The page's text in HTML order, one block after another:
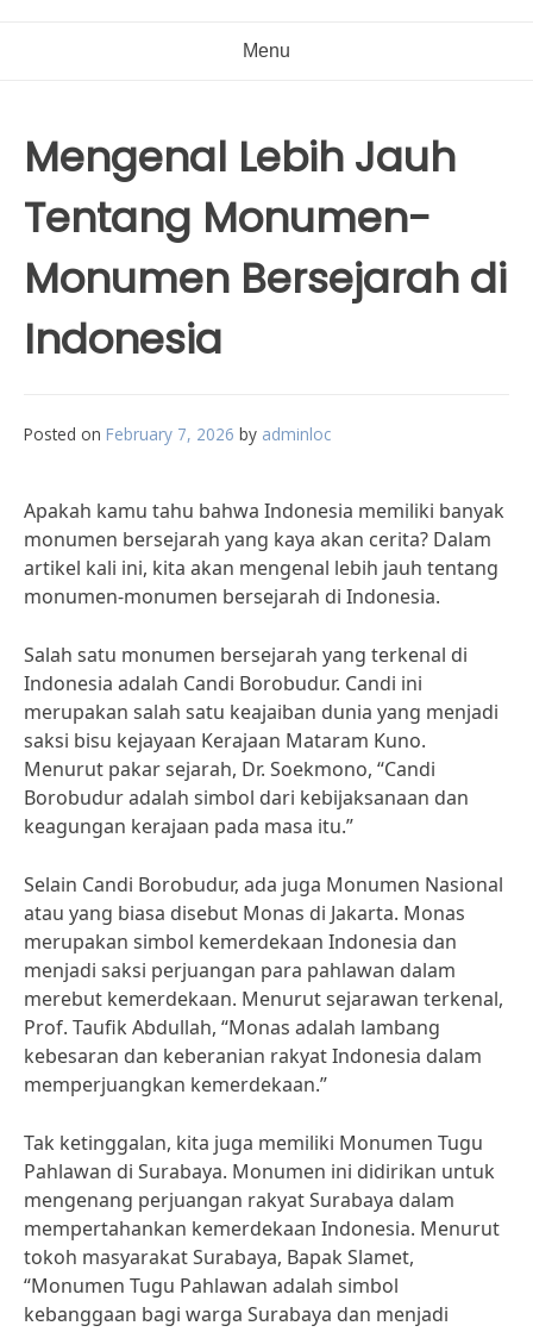
Menu
Mengenal Lebih Jauh
Tentang Monumen-
Monumen Bersejarah di
Indonesia
Posted on February 7, 2026 by adminloc
Apakah kamu tahu bahwa Indonesia memiliki banyak
monumen bersejarah yang kaya akan cerita? Dalam
artikel kali ini, kita akan mengenal lebih jauh tentang
monumen-monumen bersejarah di Indonesia.
Salah satu monumen bersejarah yang terkenal di
Indonesia adalah Candi Borobudur. Candi ini
merupakan salah satu keajaiban dunia yang menjadi
saksi bisu kejayaan Kerajaan Mataram Kuno.
Menurut pakar sejarah, Dr. Soekmono, “Candi
Borobudur adalah simbol dari kebijaksanaan dan
keagungan kerajaan pada masa itu.”
Selain Candi Borobudur, ada juga Monumen Nasional
atau yang biasa disebut Monas di Jakarta. Monas
merupakan simbol kemerdekaan Indonesia dan
menjadi saksi perjuangan para pahlawan dalam
merebut kemerdekaan. Menurut sejarawan terkenal,
Prof. Taufik Abdullah, “Monas adalah lambang
kebesaran dan keberanian rakyat Indonesia dalam
memperjuangkan kemerdekaan.”
Tak ketinggalan, kita juga memiliki Monumen Tugu
Pahlawan di Surabaya. Monumen ini didirikan untuk
mengenang perjuangan rakyat Surabaya dalam
mempertahankan kemerdekaan Indonesia. Menurut
tokoh masyarakat Surabaya, Bapak Slamet,
“Monumen Tugu Pahlawan adalah simbol
kebanggaan bagi warga Surabaya dan menjadi